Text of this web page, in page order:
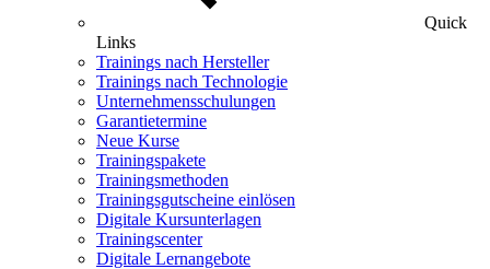
Quick
Links
Trainings nach Hersteller
Trainings nach Technologie
Unternehmensschulungen
Garantietermine
Neue Kurse
Trainingspakete
Trainingsmethoden
Trainingsgutscheine einlösen
Digitale Kursunterlagen
Trainingscenter
Digitale Lernangebote